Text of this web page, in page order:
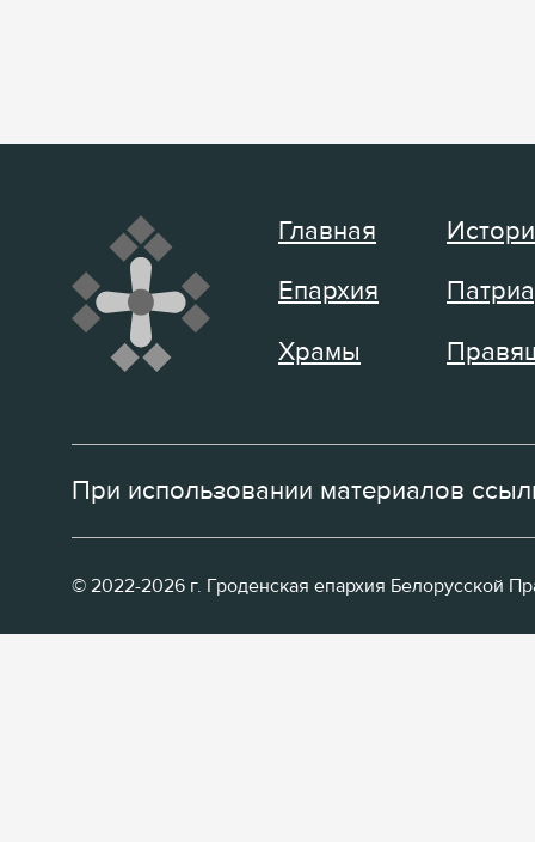
Главная
Епархия
Храмы
При использовании материалов
© 2022-2026 г. Гроденская епархия Белорусской